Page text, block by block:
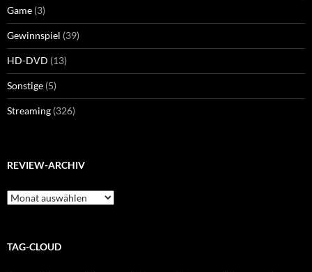
Game (3)
Gewinnspiel (39)
HD-DVD (13)
Sonstige (5)
Streaming (326)
REVIEW-ARCHIV
Review-
Archiv
TAG-CLOUD